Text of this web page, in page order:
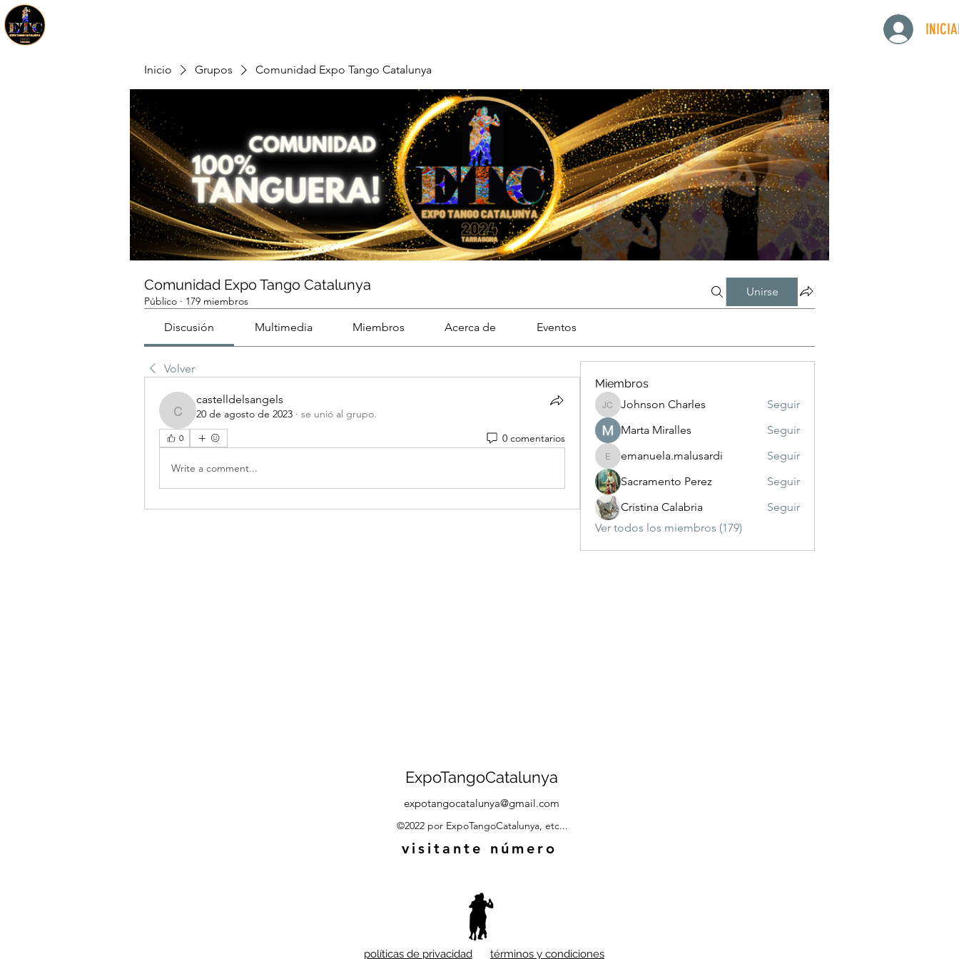
Inicio Grupos Comunidad Expo Tango Catalunya
Comunidad Expo Tango Catalunya
Público · 179 miembros
Unirse
Discusión Multimedia Miembros Acerca de Eventos
Volver
castelldelsangels
castelldelsangels
20 de agosto de 2023 · se unió al grupo.
0 0 comentarios
Write a comment...
Miembros
Johnson Charles
Johnson Charles
Seguir
Marta Miralles
Seguir
emanuela.malusardi
emanuela.malusardi
Seguir
Sacramento Perez
Seguir
Cristina Calabria
Seguir
Ver todos los miembros (179)
ExpoTangoCatalunya
expotangocatalunya@gmail.com
©2022 por ExpoTangoCatalunya, etc...
visitante número
políticas de privacidad términos y condiciones